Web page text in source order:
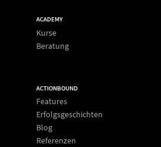
ACADEMY
Kurse
Beratung
ACTIONBOUND
Features
Erfolgsgeschichten
Blog
Referenzen